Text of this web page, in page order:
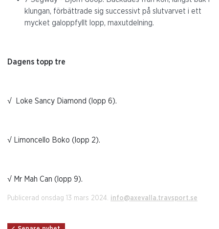
klungan, förbättrade sig successivt på slutvarvet i ett
mycket galoppfyllt lopp, maxutdelning.
Dagens topp tre
√ Loke Sancy Diamond (lopp 6).
√ Limoncello Boko (lopp 2).
√ Mr Mah Can (lopp 9).
Publicerad onsdag 13 mars 2024. info@axevalla.travsport.se